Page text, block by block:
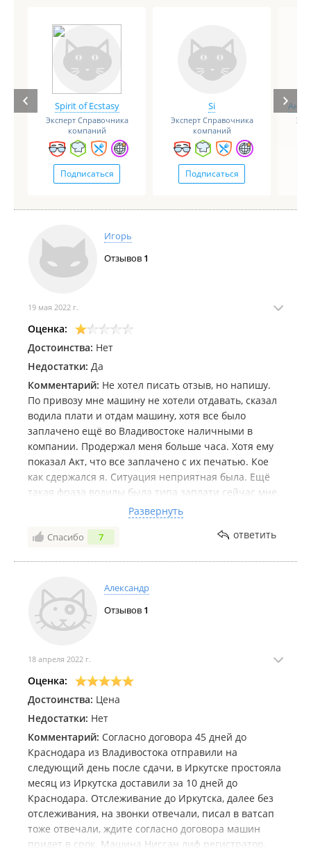
Spirit of Ecstasy
Эксперт Справочника
компаний
Подписаться
Si
Эксперт Справочника
компаний
Подписаться
Игорь
Отзывов 1
19 мая 2022 г.
Оценка:
Достоинства: Нет
Недостатки: Да
Комментарий: Не хотел писать отзыв, но напишу.
По привозу мне машину не хотели отдавать, сказал
водила плати и отдам машину, хотя все было
заплачено ещё во Владивостоке наличными в
компании. Продержал меня больше часа. Хотя ему
показал Акт, что все заплачено с их печатью. Кое
как сдержался я. Ситуация неприятная была. Ещё
такая фраза водилы была типа заплати сейчас мне,
а потом разберешься сам, платил ты компании или
нет, а сумма то не маленькая 48 000. Я считаю, что
это развод водилы. Хотел поиметь. Осадок
Развернуть
Спасибо 7 ответить
Александр
Отзывов 1
18 апреля 2022 г.
Оценка:
Достоинства: Цена
Недостатки: Нет
Комментарий: Согласно договора 45 дней до
Краснодара из Владивостока отправили на
следующий день после сдачи, в Иркутске простояла
месяц из Иркутска доставили за 10 дней до
Краснодара. Отслеживание до Иркутска, далее без
отслеживания, на звонки отвечали, писал в ватсап
тоже отвечали, ждите согласно договора машин
придет в срок. Машина Ниссан лиф регистратор,